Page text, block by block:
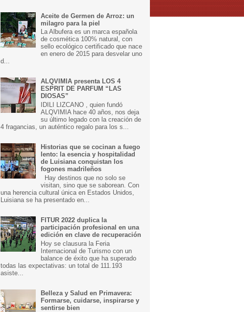
Aceite de Germen de Arroz: un
milagro para la piel
La Albufera es un marca española
de cosmética 100% natural, con
sello ecológico certificado que nace
en enero de 2015 para desvelar uno
d...
ALQVIMIA presenta LOS 4
ESPRIT DE PARFUM “LAS
DIOSAS”
IDILI LIZCANO , quien fundó
ALQVIMIA hace 40 años, nos deja
su último legado con la creación de
4 fragancias, un auténtico regalo para los s...
Historias que se cocinan a fuego
lento: la esencia y hospitalidad
de Luisiana conquistan los
fogones madrileños
Hay destinos que no solo se
visitan, sino que se saborean. Con
una herencia cultural única en Estados Unidos,
Luisiana se ha presentado en...
FITUR 2022 duplica la
participación profesional en una
edición en clave de recuperación
Hoy se clausura la Feria
Internacional de Turismo con un
balance de éxito que ha superado
todas las expectativas: un total de 111.193
asiste...
Belleza y Salud en Primavera:
Formarse, cuidarse, inspirarse y
sentirse bien